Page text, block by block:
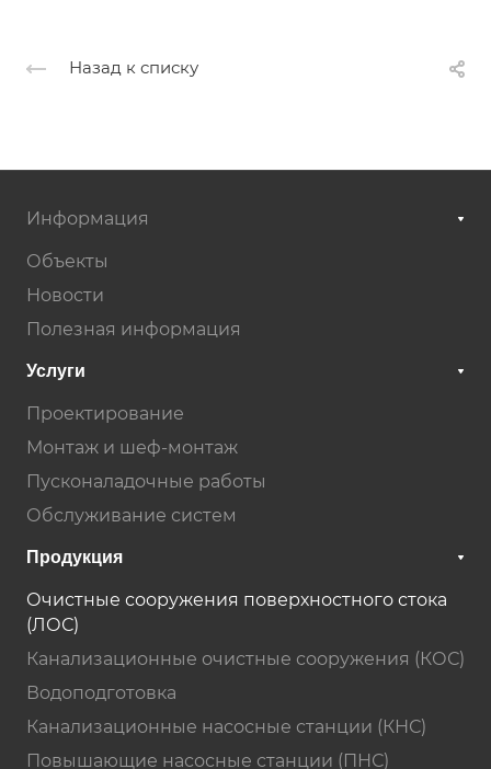
Назад к списку
Информация
Объекты
Новости
Полезная информация
Услуги
Проектирование
Монтаж и шеф-монтаж
Пусконаладочные работы
Обслуживание систем
Продукция
Очистные сооружения поверхностного стока
(ЛОС)
Канализационные очистные сооружения (КОС)
Водоподготовка
Канализационные насосные станции (КНС)
Повышающие насосные станции (ПНС)